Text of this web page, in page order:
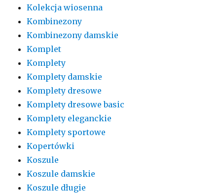
Kolekcja wiosenna
Kombinezony
Kombinezony damskie
Komplet
Komplety
Komplety damskie
Komplety dresowe
Komplety dresowe basic
Komplety eleganckie
Komplety sportowe
Kopertówki
Koszule
Koszule damskie
Koszule długie